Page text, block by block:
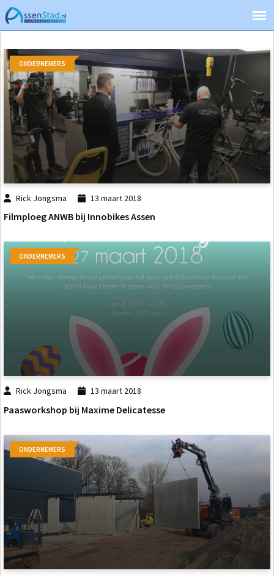
ONDERNEMERS
Rick Jongsma 13 maart 2018
Filmploeg ANWB bij Innobikes Assen
ONDERNEMERS
Rick Jongsma 13 maart 2018
Paasworkshop bij Maxime Delicatesse
ONDERNEMERS